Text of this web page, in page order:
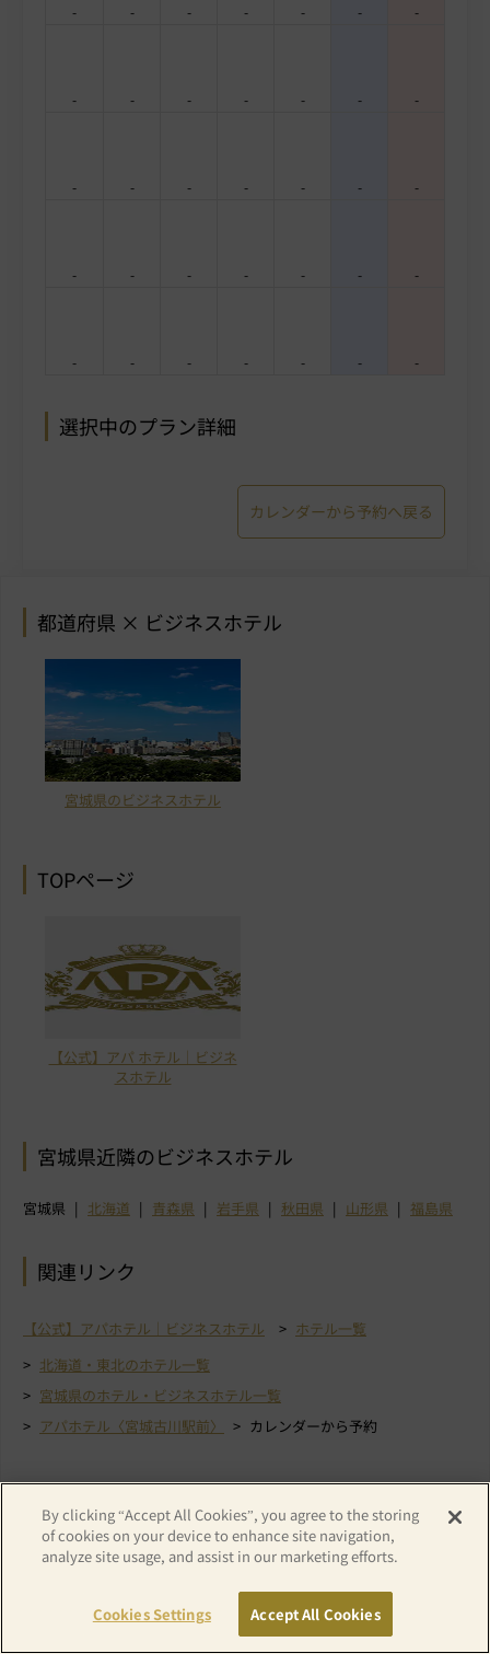
- - - - - - -
- - - - - - -
- - - - - - -
- - - - - - -
- - - - - - -
選択中のプラン詳細
カレンダーから予約へ戻る
都道府県 × ビジネスホテル
宮城県のビジネスホテル
TOPページ
【公式】アパ ホテル｜ビジネ
スホテル
宮城県近隣のビジネスホテル
宮城県 北海道 青森県 岩手県 秋田県 山形県 福島県
関連リンク
【公式】アパホテル｜ビジネスホテル
ホテル一覧
北海道・東北のホテル一覧
宮城県のホテル・ビジネスホテル一覧
アパホテル〈宮城古川駅前〉
カレンダーから予約
By clicking “Accept All Cookies”, you agree to the storing
of cookies on your device to enhance site navigation,
analyze site usage, and assist in our marketing efforts.
Cookies Settings Accept All Cookies